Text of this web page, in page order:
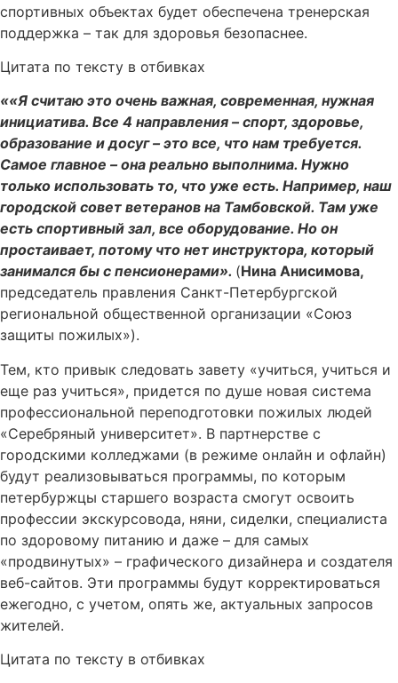
спортивных объектах будет обеспечена тренерская
поддержка – так для здоровья безопаснее.
Цитата по тексту в отбивках
««Я считаю это очень важная, современная, нужная
инициатива. Все 4 направления – спорт, здоровье,
образование и досуг – это все, что нам требуется.
Самое главное – она реально выполнима. Нужно
только использовать то, что уже есть. Например, наш
городской совет ветеранов на Тамбовской. Там уже
есть спортивный зал, все оборудование. Но он
простаивает, потому что нет инструктора, который
занимался бы с пенсионерами». (Нина Анисимова,
председатель правления Санкт-Петербургской
региональной общественной организации «Союз
защиты пожилых»).
Тем, кто привык следовать завету «учиться, учиться и
еще раз учиться», придется по душе новая система
профессиональной переподготовки пожилых людей
«Серебряный университет». В партнерстве с
городскими колледжами (в режиме онлайн и офлайн)
будут реализовываться программы, по которым
петербуржцы старшего возраста смогут освоить
профессии экскурсовода, няни, сиделки, специалиста
по здоровому питанию и даже – для самых
«продвинутых» – графического дизайнера и создателя
веб-сайтов. Эти программы будут корректироваться
ежегодно, с учетом, опять же, актуальных запросов
жителей.
Цитата по тексту в отбивках